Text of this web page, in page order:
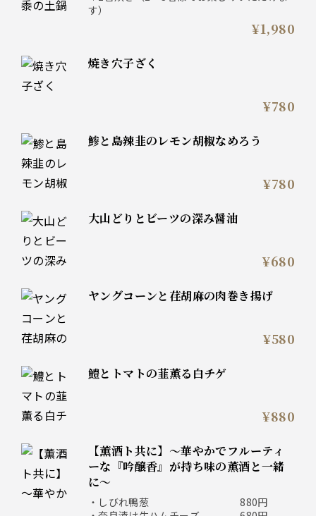
す）
¥1,980
焼き穴子ざく
¥780
鯵と島辣韭のレモン胡椒なめろう
¥780
大山どりとビーツの深み醤油
¥680
ヤングコーンと荏胡麻の肉巻き揚げ
¥580
鱧とトマトの韮薫る白チゲ
¥880
【薫酒ト共に】～華やかでフルーティ
ーな『吟醸香』が持ち味の薫酒と一緒
に～
・しびれ鴨葱 880円